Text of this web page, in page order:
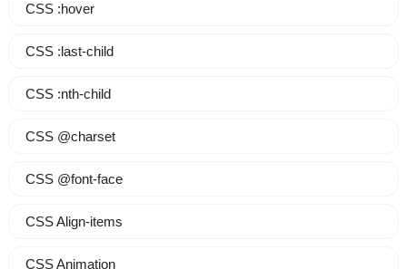
CSS :hover
CSS :last-child
CSS :nth-child
CSS @charset
CSS @font-face
CSS Align-items
CSS Animation